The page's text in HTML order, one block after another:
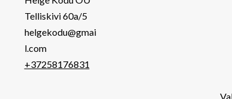
Telliskivi 60a/5
helgekodu@gmai
l.com
+37258176831